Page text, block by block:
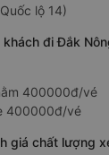
lộ 14)
khách đi Đắk
400000đ/vé
400000đ/vé
giá chất lượng